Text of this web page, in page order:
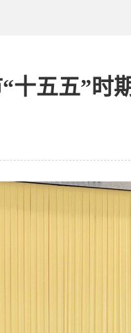
十五五”时